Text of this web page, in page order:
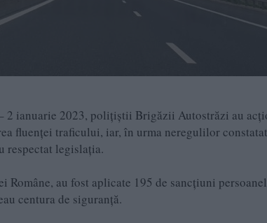
2 ianuarie 2023, polițiștii Brigăzii Autostrăzi au
fluenței traficului, iar, în urma neregulilor
respectat legislația.
au fost aplicate 195 de sancțiuni
centura de siguranță.